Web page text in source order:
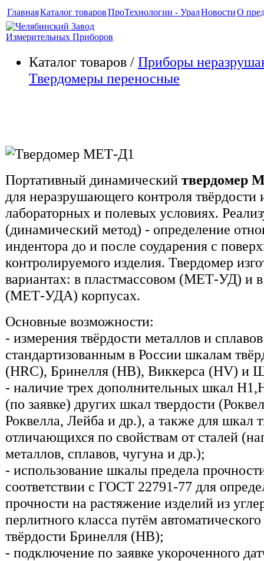
ГлавнаяКаталог товаровПроТехнологии - УралНовостиО
Каталог товаров / Приборы
Твердомеры переносные
Портативный динамический твердомер
для неразрушающего контроля твёрдости
лабораторных и полевых условиях.
(динамический метод) - определение
индентора до и после соударения с
контролируемого изделия. Твердомер
вариантах: в пластмассовом (МЕТ-УД) и
(МЕТ-УДА) корпусах.
Основные возможности:
- измерения твёрдости металлов и
стандартизованным в России шкалам
(HRC), Бринелля (HB), Виккерса (HV) и
- наличие трех дополнительных шкал
(по заявке) других шкал твердости
Роквелла, Лейба и др.), а также для шкал
отличающихся по свойствам от сталей
металлов, сплавов, чугуна и др.);
- использование шкалы предела
соответствии с ГОСТ 22791-77 для
прочности на растяжение изделий из
перлитного класса путём
твёрдости Бринелля (HB);
- подключение по заявке укороченного